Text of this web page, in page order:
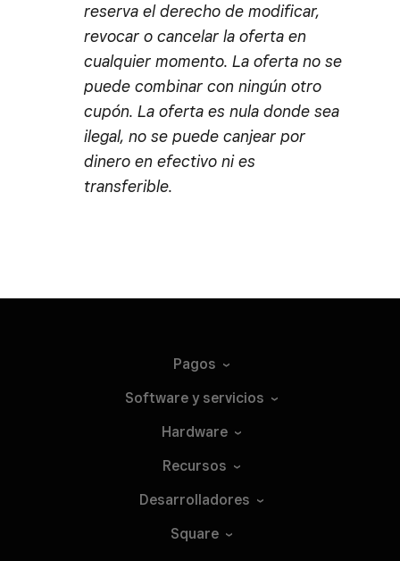
reserva el derecho de modificar,
revocar o cancelar la oferta en
cualquier momento. La oferta no se
puede combinar con ningún otro
cupón. La oferta es nula donde sea
ilegal, no se puede canjear por
dinero en efectivo ni es
transferible.
Pagos
Software y servicios
Hardware
Recursos
Desarrolladores
Square